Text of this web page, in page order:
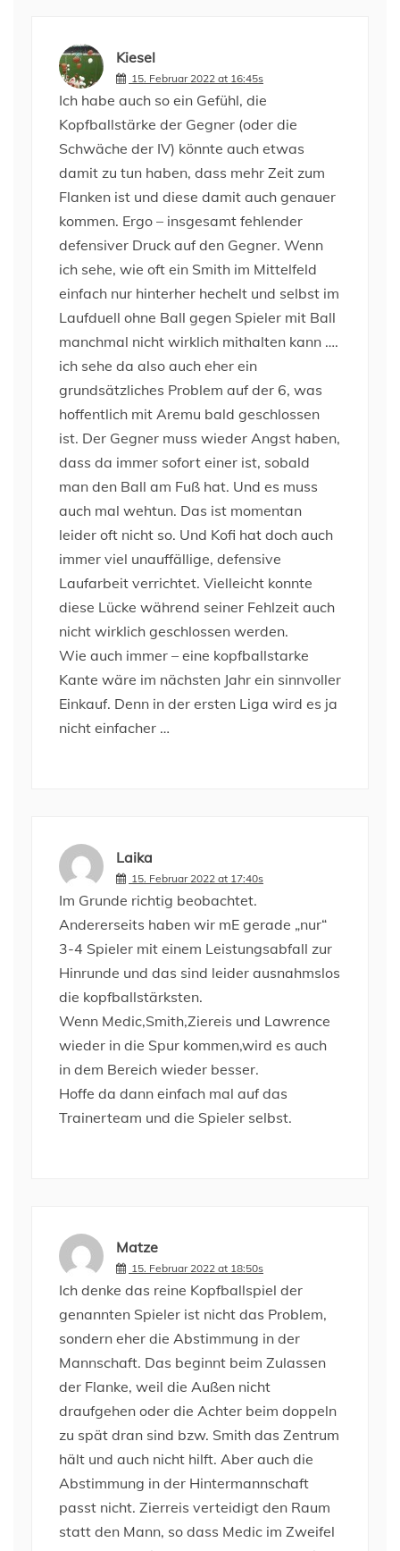
Kiesel
15. Februar 2022 at 16:45s
Ich habe auch so ein Gefühl, die
Kopfballstärke der Gegner (oder die
Schwäche der IV) könnte auch etwas
damit zu tun haben, dass mehr Zeit zum
Flanken ist und diese damit auch genauer
kommen. Ergo – insgesamt fehlender
defensiver Druck auf den Gegner. Wenn
ich sehe, wie oft ein Smith im Mittelfeld
einfach nur hinterher hechelt und selbst im
Laufduell ohne Ball gegen Spieler mit Ball
manchmal nicht wirklich mithalten kann ….
ich sehe da also auch eher ein
grundsätzliches Problem auf der 6, was
hoffentlich mit Aremu bald geschlossen
ist. Der Gegner muss wieder Angst haben,
dass da immer sofort einer ist, sobald
man den Ball am Fuß hat. Und es muss
auch mal wehtun. Das ist momentan
leider oft nicht so. Und Kofi hat doch auch
immer viel unauffällige, defensive
Laufarbeit verrichtet. Vielleicht konnte
diese Lücke während seiner Fehlzeit auch
nicht wirklich geschlossen werden.
Wie auch immer – eine kopfballstarke
Kante wäre im nächsten Jahr ein sinnvoller
Einkauf. Denn in der ersten Liga wird es ja
nicht einfacher …
Laika
15. Februar 2022 at 17:40s
Im Grunde richtig beobachtet.
Andererseits haben wir mE gerade „nur“
3-4 Spieler mit einem Leistungsabfall zur
Hinrunde und das sind leider ausnahmslos
die kopfballstärksten.
Wenn Medic,Smith,Ziereis und Lawrence
wieder in die Spur kommen,wird es auch
in dem Bereich wieder besser.
Hoffe da dann einfach mal auf das
Trainerteam und die Spieler selbst.
Matze
15. Februar 2022 at 18:50s
Ich denke das reine Kopfballspiel der
genannten Spieler ist nicht das Problem,
sondern eher die Abstimmung in der
Mannschaft. Das beginnt beim Zulassen
der Flanke, weil die Außen nicht
draufgehen oder die Achter beim doppeln
zu spät dran sind bzw. Smith das Zentrum
hält und auch nicht hilft. Aber auch die
Abstimmung in der Hintermannschaft
passt nicht. Zierreis verteidigt den Raum
statt den Mann, so dass Medic im Zweifel